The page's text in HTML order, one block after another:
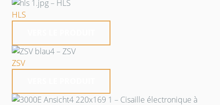
HLS
ZSV